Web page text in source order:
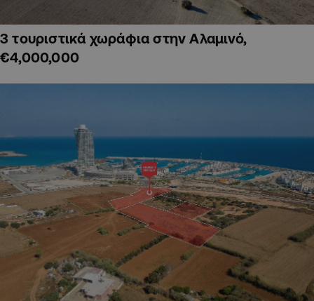
3 τουριστικά χωράφια στην Αλαμινό,
€4,000,000